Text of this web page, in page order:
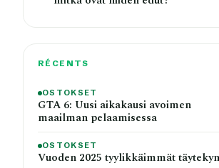
RÉCENTS
OSTOKSET
GTA 6: Uusi aikakausi avoimen
maailman pelaamisessa
OSTOKSET
Vuoden 2025 tyylikkäimmät